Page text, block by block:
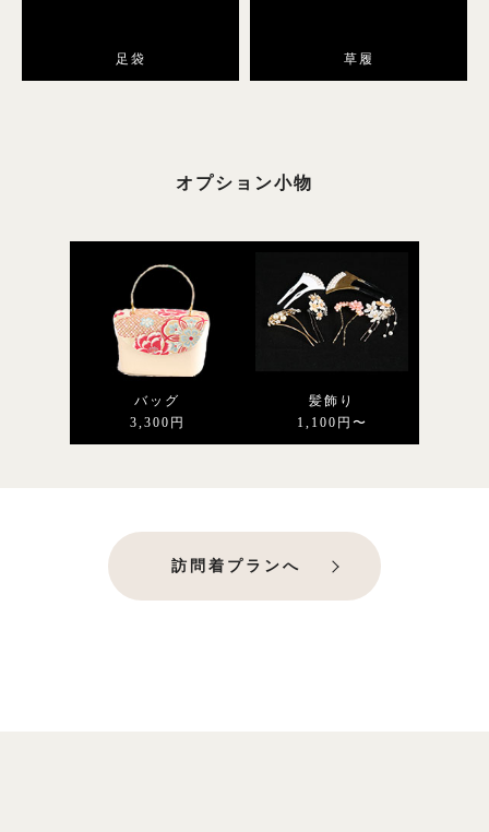
足袋 草履
オプション小物
バッグ
3,300円
髪飾り
1,100円〜
訪問着プランへ